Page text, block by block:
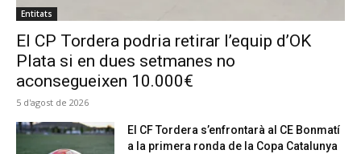
Entitats
El CP Tordera podria retirar l’equip d’OK
Plata si en dues setmanes no
aconsegueixen 10.000€
5 d'agost de 2026
El CF Tordera s’enfrontarà al CE Bonmatí
a la primera ronda de la Copa Catalunya